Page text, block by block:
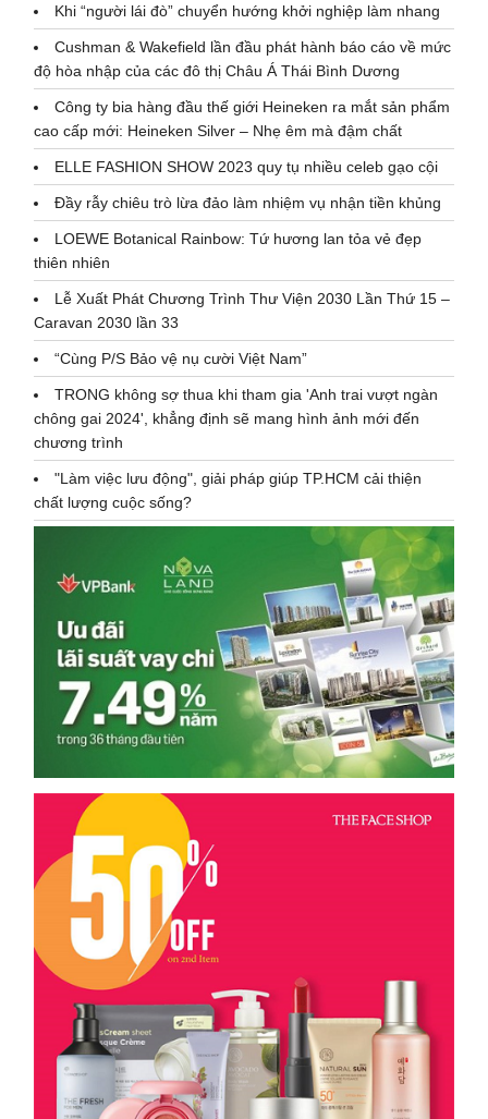
Khi “người lái đò” chuyển hướng khởi nghiệp làm nhang
Cushman & Wakefield lần đầu phát hành báo cáo về mức
độ hòa nhập của các đô thị Châu Á Thái Bình Dương
Công ty bia hàng đầu thế giới Heineken ra mắt sản phẩm
cao cấp mới: Heineken Silver – Nhẹ êm mà đậm chất
ELLE FASHION SHOW 2023 quy tụ nhiều celeb gạo cội
Đầy rẫy chiêu trò lừa đảo làm nhiệm vụ nhận tiền khủng
LOEWE Botanical Rainbow: Tứ hương lan tỏa vẻ đẹp
thiên nhiên
Lễ Xuất Phát Chương Trình Thư Viện 2030 Lần Thứ 15 –
Caravan 2030 lần 33
“Cùng P/S Bảo vệ nụ cười Việt Nam”
TRONG không sợ thua khi tham gia 'Anh trai vượt ngàn
chông gai 2024', khẳng định sẽ mang hình ảnh mới đến
chương trình
"Làm việc lưu động", giải pháp giúp TP.HCM cải thiện
chất lượng cuộc sống?